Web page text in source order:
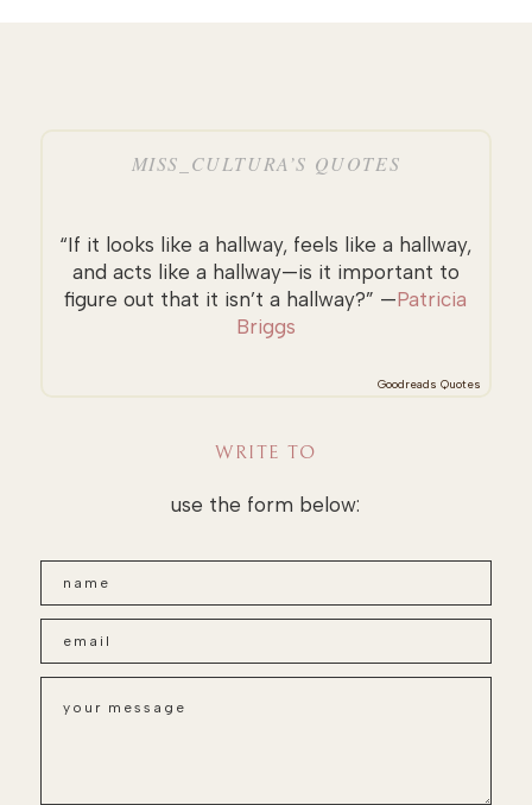
MISS_CULTURA’S QUOTES
“If it looks like a hallway, feels like a hallway,
and acts like a hallway—is it important to
figure out that it isn’t a hallway?” —Patricia
Briggs
Goodreads Quotes
WRITE TO
use the form below: